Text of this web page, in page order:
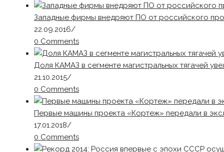
Западные фирмы внедряют ПО от российского
22.09.2016/
0 Comments
Доля КАМАЗ в сегменте магистральных тягачей
21.10.2015/
0 Comments
Первые машины проекта «Кортеж» передали в
17.01.2018/
0 Comments